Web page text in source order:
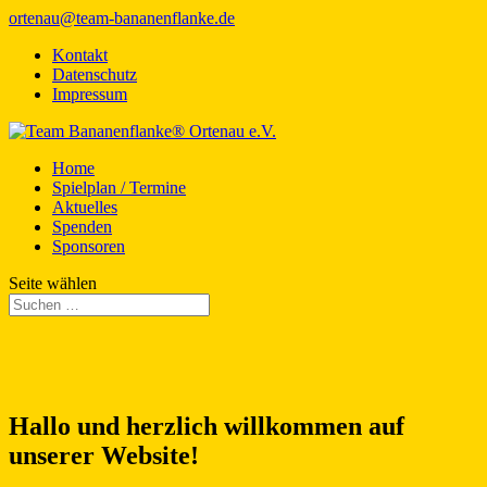
ortenau@team-bananenflanke.de
Kontakt
Datenschutz
Impressum
Home
Spielplan / Termine
Aktuelles
Spenden
Sponsoren
Seite wählen
Hallo und herzlich willkommen auf
unserer Website!